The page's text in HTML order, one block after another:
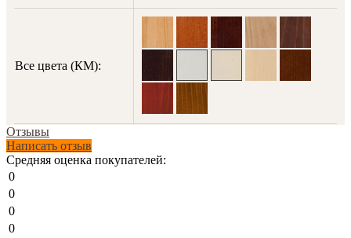
Все цвета (КМ):
Отзывы
Написать отзыв
Средняя оценка покупателей:
0
0
0
0